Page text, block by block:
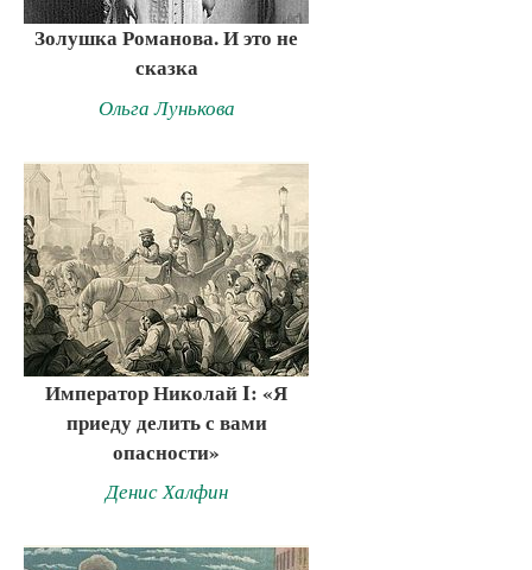
Золушка Романова. И это не
сказка
Ольга Лунькова
Император Николай I: «Я
приеду делить с вами
опасности»
Денис Халфин